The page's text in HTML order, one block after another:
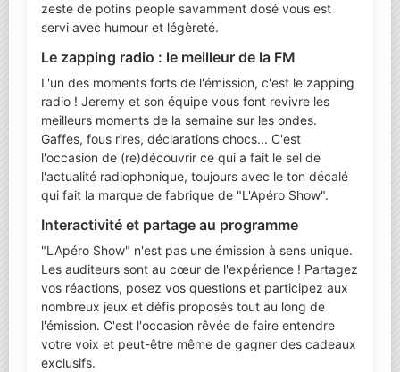
zeste de potins people savamment dosé vous est
servi avec humour et légèreté.
Le zapping radio : le meilleur de la FM
L'un des moments forts de l'émission, c'est le zapping
radio ! Jeremy et son équipe vous font revivre les
meilleurs moments de la semaine sur les ondes.
Gaffes, fous rires, déclarations chocs... C'est
l'occasion de (re)découvrir ce qui a fait le sel de
l'actualité radiophonique, toujours avec le ton décalé
qui fait la marque de fabrique de "L'Apéro Show".
Interactivité et partage au programme
"L'Apéro Show" n'est pas une émission à sens unique.
Les auditeurs sont au cœur de l'expérience ! Partagez
vos réactions, posez vos questions et participez aux
nombreux jeux et défis proposés tout au long de
l'émission. C'est l'occasion rêvée de faire entendre
votre voix et peut-être même de gagner des cadeaux
exclusifs.